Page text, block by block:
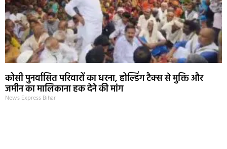
कोसी पुनर्वासित परिवारों का धरना, होल्डिंग टैक्स से मुक्ति और
जमीन का मालिकाना हक देने की मांग
News Express Bihar